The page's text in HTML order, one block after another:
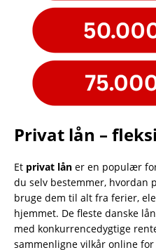
Privat lån –
Et privat lån er en populær
du selv bestemmer, hvordan
bruge dem til alt fra ferier,
hjemmet. De fleste danske
med konkurrencedygtige
sammenligne vilkår online